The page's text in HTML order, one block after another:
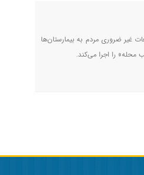
غیر ضروری مردم به بیمارستان‌ها
محله» را اجرا می‌کند.